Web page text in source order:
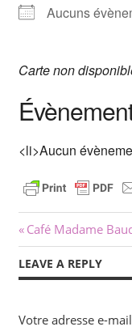
Aucuns
Carte non
<li>Aucun
de
Previous
Post:
Café Madame
LEAVE A REPLY
Votre adresse e-